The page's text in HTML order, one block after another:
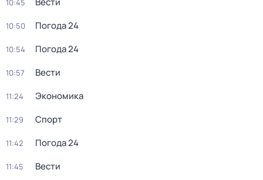
10:45
10:50 Погода 24
10:54 Погода 24
10:57 Вести
11:24 Экономика
11:29 Спорт
11:42 Погода 24
11:45 Вести